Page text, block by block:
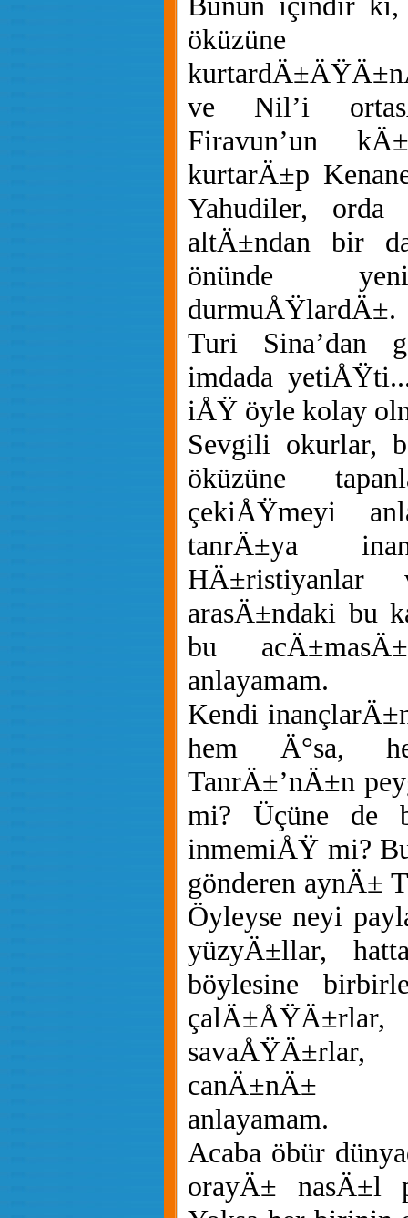
öküzüne
ve Nil’i
Firavun’un
kurtarÄ±p
Yahudiler,
altÄ±ndan bir
önünde
durmuÅŸlardÄ±.
Turi Sina’dan
imdada
iÅŸ öyle kolay
Sevgili okurlar,
öküzüne
çekiÅŸmeyi
tanrÄ±ya
HÄ±ristiyanlar
arasÄ±ndaki bu
bu
anlayamam.
Kendi
hem Ä°sa,
TanrÄ±’nÄ±n
mi? Üçüne de
inmemiÅŸ mi?
gönderen aynÄ±
Öyleyse neyi
yüzyÄ±llar,
böylesine
canÄ±nÄ±
anlayamam.
Acaba öbür
orayÄ± nasÄ±l